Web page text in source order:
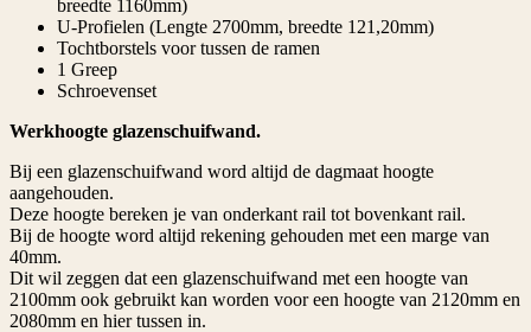
breedte 1160mm)
U-Profielen (Lengte 2700mm, breedte 121,20mm)
Tochtborstels voor tussen de ramen
1 Greep
Schroevenset
Werkhoogte glazenschuifwand.
Bij een glazenschuifwand word altijd de dagmaat hoogte
aangehouden.
Deze hoogte bereken je van onderkant rail tot bovenkant rail.
Bij de hoogte word altijd rekening gehouden met een marge van
40mm.
Dit wil zeggen dat een glazenschuifwand met een hoogte van
2100mm ook gebruikt kan worden voor een hoogte van 2120mm en
2080mm en hier tussen in.